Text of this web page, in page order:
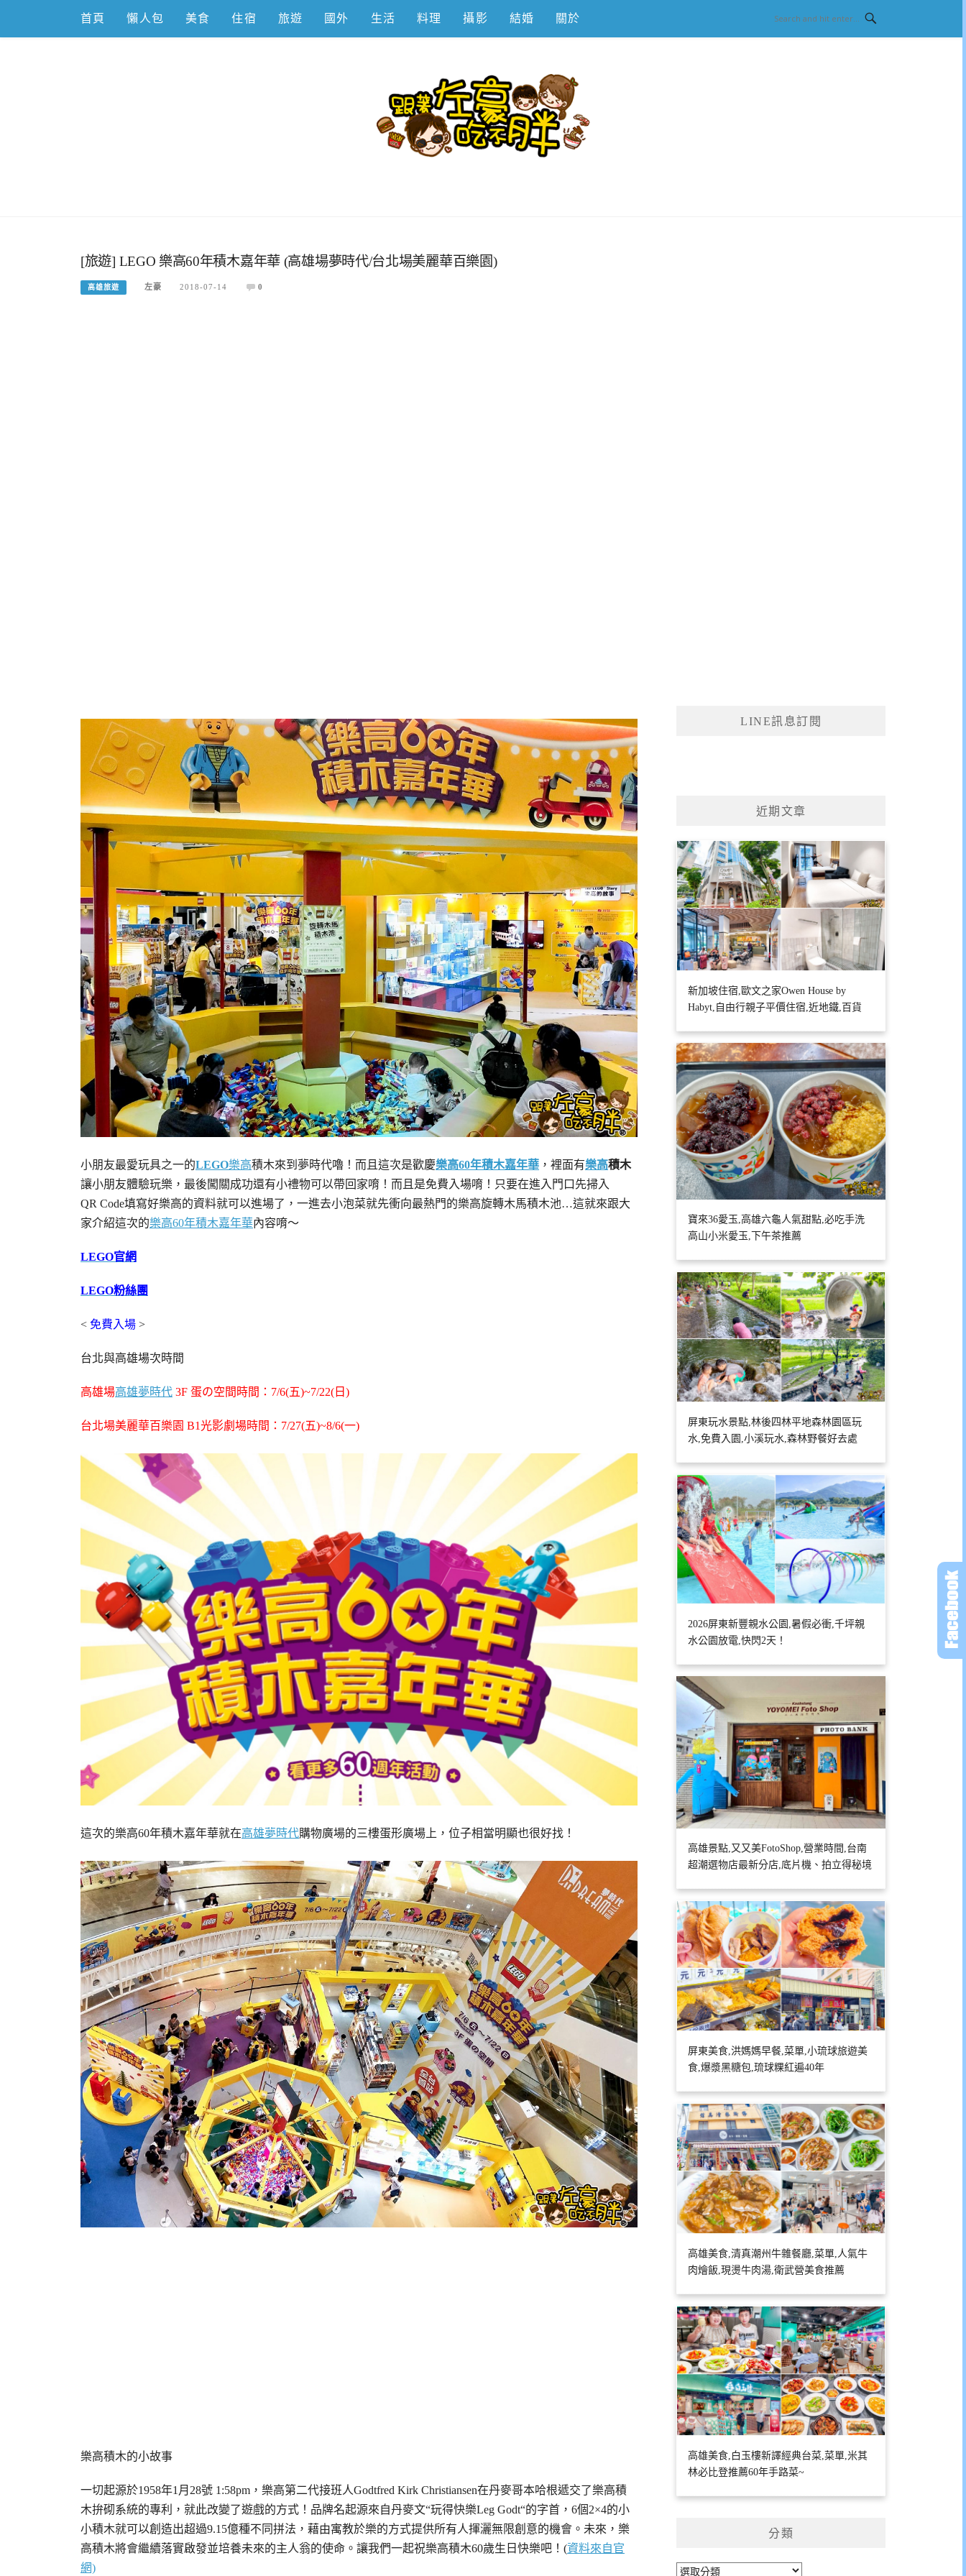
content
首頁 懶人包 美食 住宿 旅遊 國外 生活 料理 攝影 結婚 關於
[旅遊] LEGO 樂高60年積木嘉年華 (高雄場夢時代/台北場美麗華百樂園)
高雄旅遊 左豪 2018-07-14 0
小朋友最愛玩具之一的LEGO樂高積木來到夢時代嚕！而且這次是歡慶樂高60年積木嘉年華 ，裡面有樂高積木
讓小朋友體驗玩樂，最後闖關成功還有小禮物可以帶回家唷！而且是免費入場唷！只要在進入門口先掃入
QR Code填寫好樂高的資料就可以進場了，一進去小泡菜就先衝向最熱門的樂高旋轉木馬積木池…這就來跟大
家介紹這次的樂高60年積木嘉年華內容唷～
LEGO官網
LEGO粉絲團
< 免費入場 >
台北與高雄場次時間
高雄場高雄夢時代 3F 蛋の空間時間：7/6(五)~7/22(日)
台北場美麗華百樂園 B1光影劇場時間：7/27(五)~8/6(一)
這次的樂高60年積木嘉年華就在高雄夢時代購物廣場的三樓蛋形廣場上，位子相當明顯也很好找！
樂高積木的小故事
一切起源於1958年1月28號 1:58pm，樂高第二代接班人Godtfred Kirk Christiansen在丹麥哥本哈根遞交了樂高積
木拚砌系統的專利，就此改變了遊戲的方式！品牌名起源來自丹麥文“玩得快樂Leg Godt“的字首，6個2×4的小
小積木就可以創造出超過9.15億種不同拼法，藉由寓教於樂的方式提供所有人揮灑無限創意的機會。未來，樂
高積木將會繼續落實啟發並培養未來的主人翁的使命。讓我們一起祝樂高積木60歲生日快樂吧！(資料來自官
網)
LINE訊息訂閱
近期文章
新加坡住宿,歐文之家Owen House by
Habyt,自由行親子平價住宿,近地鐵,百貨
寶來36愛玉,高雄六龜人氣甜點,必吃手洗
高山小米愛玉,下午茶推薦
屏東玩水景點,林後四林平地森林園區玩
水,免費入園,小溪玩水,森林野餐好去處
2026屏東新豐親水公園,暑假必衝,千坪親
水公園放電,快閃2天！
高雄景點,又又美FotoShop,營業時間,台南
超潮選物店最新分店,底片機、拍立得秘境
屏東美食,洪媽媽早餐,菜單,小琉球旅遊美
食,爆漿黑糖包,琉球粿紅遍40年
高雄美食,清真潮州牛雜餐廳,菜單,人氣牛
肉燴飯,現燙牛肉湯,衛武營美食推薦
高雄美食,白玉樓新譯經典台菜,菜單,米其
林必比登推薦60年手路菜~
分類
分